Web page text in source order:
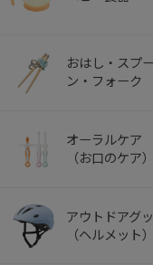
おはし・スプー
ン・フォーク
オーラルケア
（お口のケア）
アウトドアグ
（ヘルメット）